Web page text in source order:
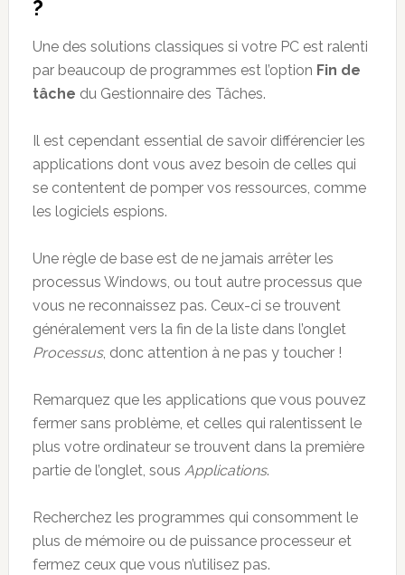
?
Une des solutions classiques si votre PC est ralenti
par beaucoup de programmes est l’option Fin de
tâche du Gestionnaire des Tâches.
Il est cependant essential de savoir différencier les
applications dont vous avez besoin de celles qui
se contentent de pomper vos ressources, comme
les logiciels espions.
Une règle de base est de ne jamais arrêter les
processus Windows, ou tout autre processus que
vous ne reconnaissez pas. Ceux-ci se trouvent
généralement vers la fin de la liste dans l’onglet
Processus, donc attention à ne pas y toucher !
Remarquez que les applications que vous pouvez
fermer sans problème, et celles qui ralentissent le
plus votre ordinateur se trouvent dans la première
partie de l’onglet, sous Applications.
Recherchez les programmes qui consomment le
plus de mémoire ou de puissance processeur et
fermez ceux que vous n’utilisez pas.